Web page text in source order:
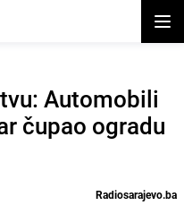
Automobili
čupao ogradu
Radiosarajevo.ba